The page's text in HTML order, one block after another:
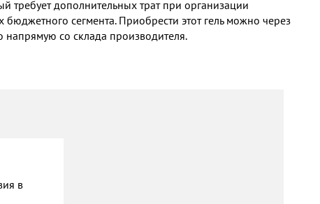
требует дополнительных трат при организации
сегмента. Приобрести этот гель можно через
напрямую со склада производителя.
в